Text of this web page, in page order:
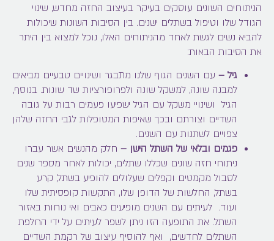
הניתוחים השונים עוסקים בעיקר בעיצוב החזה מחדש, שינוי
הגודל שלו וטיפול בשתלים ישנים. בין הסיבות השונות שיכולות
להביא נשים לגשת לאחד מהניתוחים האלו, נוכל למצוא בין היתר
את הסיבות הבאות:
גיל – עם השנים הגוף שלנו מתבגר ושינויים טבעיים מביאים
למבנה שונה, למשקל שונה ולפרופורציות שד שונות. בנוסף,
הגיל ושינויי משקל עם הגיל ישפיעו פעמים רבות על גובה
השדיים וצורתם ובכך שאיפות המטופלות לגבי החזה שלהן
צפויים לשתנות עם השנים.
פגמים ובלאי של השתל הישן – חלק מהנשים אשר עברו
ניתוחי חזה שונים שכללו שתלים, יכולות לאחר מספר שנים
לסבול מקמטים וקפלים שעלולים להופיע בשתל, קרע
בשתל, החלשות של הדופן שלו, התקשות קופסיתית שלו
ועוד. לעיתים עם השנים מופיעים כאבים ואי נוחות באזור
השתל. את התופעה הזו ניתן לשפר לעיתים על ידי החלפת
השתלים לחדשים, ואף להוסיף עיצוב של רקמת השדיים